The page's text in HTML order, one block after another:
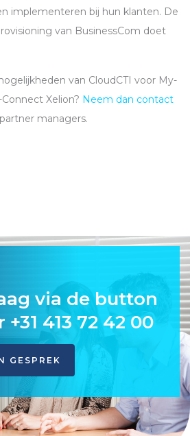
implementeren bij hun klanten. De
van BusinessCom doet
van CloudCTI voor My-
Xelion? Neem dan contact
managers.
via de button
413 72 42 00
GESPREK